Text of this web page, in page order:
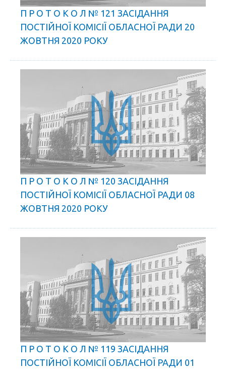
П Р О Т О К О Л № 121 ЗАСІДАННЯ
ПОСТІЙНОЇ КОМІСІЇ ОБЛАСНОЇ РАДИ 20
ЖОВТНЯ 2020 РОКУ
П Р О Т О К О Л № 120 ЗАСІДАННЯ
ПОСТІЙНОЇ КОМІСІЇ ОБЛАСНОЇ РАДИ 08
ЖОВТНЯ 2020 РОКУ
П Р О Т О К О Л № 119 ЗАСІДАННЯ
ПОСТІЙНОЇ КОМІСІЇ ОБЛАСНОЇ РАДИ 01